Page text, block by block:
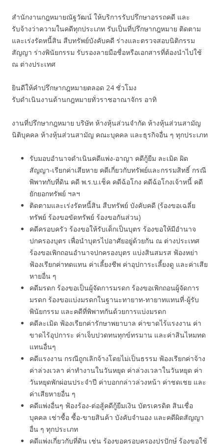
สำนักงานกฎหมายณัฐวัฒน์ ให้บริการรับปรึกษาอรรถคดี และ
รับจ้างว่าความในคดีทุกประเภท รับเป็นที่ปรึกษากฎหมาย ติดตาม
และเร่งรัดหนี้สิน สืบทรัพย์บังคับคดี ร่างและตรวจสอบนิติกรรม
สัญญา ร่างพินัยกรรม รับรองลายมือชื่อหรือเอกสารที่ต้องนำไปใช้
ณ ต่างประเทศ
ยินดีให้คำปรึกษากฎหมายตลอด 24 ชั่วโมง
รับดำเนินงานด้านกฎหมายทั่วราชอาณาจักร อาทิ
งานที่ปรึกษากฎหมาย บริษัท ห้างหุ้นส่วนจำกัด ห้างหุ้นส่วนสามัญ
นิติบุคคล ห้างหุ้นส่วนสามัญ คณะบุคคล และธุรกิจอื่น ๆ ทุกประเภท
รับมอบอำนาจดำเนินคดีแพ่ง-อาญา คดีกู้ยืม ละเมิด ผิด
สัญญา-เรียกค่าเสียหาย คดีเกี่ยวกับทรัพย์และกรรมสิทธิ์ กรณี
พิพาทกับที่ดิน คดี พ.ร.บ.เช็ค คดีฉ้อโกง คดีฉ้อโกงเจ้าหนี้ คดี
ยักยอกทรัพย์ ฯลฯ
ติดตามและเร่งรัดหนี้สิน สืบทรัพย์ บังคับคดี (ร้องขอเฉลี่ย
ทรัพย์ ร้องขอขัดทรัพย์ ร้องขอกันส่วน)
คดีครอบครัว ร้องขอให้รับเด็กเป็นบุตร ร้องขอให้มีอำนาจ
ปกครองบุตร เพื่อนำบุตรไปอาศัยอยู่ด้วยกัน ณ ต่างประเทศ
ร้องขอเพิกถอนอำนาจปกครองบุตร แบ่งสินสมรส ฟ้องหย่า
ฟ้องเรียกค่าทดแทน ค่าเลี้ยงชีพ ค่าอุปการะเลี้ยงดู และค่าเสีย
หายอื่น ๆ
คดีมรดก ร้องขอเป็นผู้จัดการมรดก ร้องขอเพิกถอนผู้จัดการ
มรดก ร้องขอแบ่งมรดกในฐานะทายาท-ทายาทแทนที่-ผู้รับ
พินัยกรรม และคดีที่พิพาทกันด้วยการแบ่งมรดก
คดีละเมิด ฟ้องเรียกค่ารักษาพยาบาล ค่าขาดไร้แรงงาน ค่า
ขาดไร้อุปการะ ค่าเจ็บปวดทนทุกข์ทรมาน และค่าสินไหมทด
แทนอื่นๆ
คดีแรงงาน กรณีถูกเลิกจ้างโดยไม่เป็นธรรม ฟ้องเรียกค่าจ้าง
ค่าล่วงเวลา ค่าทํางานในวันหยุด ค่าล่วงเวลาในวันหยุด ค่า
วันหยุดพักผ่อนประจำปี ค่าบอกกล่าวล่วงหน้า ค่าชดเชย และ
ค่าเสียหายอื่น ๆ
คดีแพ่งอื่นๆ ฟ้องร้อง-ต่อสู้คดีกู้ยืมเงิน บัตรเครดิต สินเชื่อ
บุคคล เช่าซื้อ ซื้อ-ขายสินค้า บังคับจำนอง และคดีผิดสัญญา
อื่น ๆ ทุกประเภท
คดีแพ่งเกี่ยวกับที่ดิน เช่น ร้องขอครอบครองปรปักษ์ ร้องขอใช้